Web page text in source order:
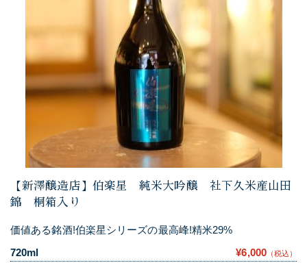
【新澤醸造店】伯楽星 純米大吟醸 社下久米産山田
錦 桐箱入り
価値ある銘酒!伯楽星シリーズの最高峰!精米29%
720ml
¥6,000 （税込）